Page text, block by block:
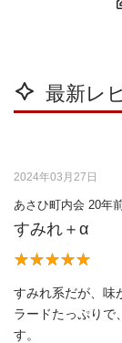
最新レ
2024年03月27日
あさひ町内会 20年
すみれ＋α
すみれ系だが、味
ラードたっぷりで
す。